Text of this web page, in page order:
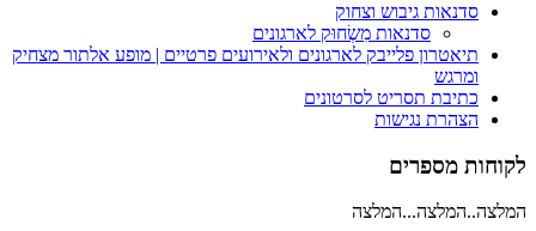
סדנאות גיבוש וצחוק
סדנאות מִשְׂחוּק לארגונים
תיאטרון פלייבק לארגונים ולאירועים פרטיים | מופע אלתור מצחיק
ומרגש
כתיבת תסריט לסרטונים
הצהרת נגישות
לקוחות מספרים
המלצה..המלצה...המלצה